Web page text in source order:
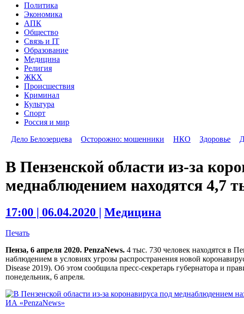
Политика
Экономика
АПК
Общество
Связь и IT
Образование
Медицина
Религия
ЖКХ
Происшествия
Криминал
Культура
Спорт
Россия и мир
Дело Белозерцева
Осторожно: мошенники НКО Здоровье
В Пензенской области из-за
меднаблюдением находятся 4,7
17:00 | 06.04.2020 | Медицина
Печать
Пенза, 6 апреля 2020. PenzaNews. 4 тыс. 730 человек находятся в
наблюдением в условиях угрозы распространения новой
Disease 2019). Об этом сообщила пресс-секретарь губернатора и
понедельник, 6 апреля.